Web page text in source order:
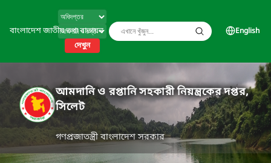
বাংলাদেশ জাতীয় তথ্য বাতায়ন
দেখুন
English
আমদানি ও রপ্তানি সহকারী নিয়ন্ত্রকের দপ্তর,
সিলেট
গণপ্রজাতন্ত্রী বাংলাদেশ সরকার